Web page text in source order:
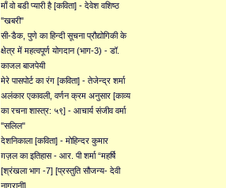
माँ वो बडी प्यारी है [कविता] - देवेश वशिष्ठ
"खबरी"
सी-डैक, पुणे का हिन्दी सूचना प्रौद्योगिकी के
क्षेत्र में महत्वपूर्ण योगदान (भाग-3) - डॉ.
काजल बाजपेयी
मेरे पासपोर्ट का रंग [कविता] - तेजेन्द्र शर्मा
अलंकार एकावली, वर्णन क्रम अनुसार [काव्य
का रचना शास्त्र: ५९] - आचार्य संजीव वर्मा
"सलिल"
देशनिकाला [कविता] - मोहिन्दर कुमार
ग़ज़ल का इतिहास - आर. पी शर्मा “महर्षि
[श्रंखला भाग -7] [प्रस्तुति सौजन्य- देवी
नागरानी]